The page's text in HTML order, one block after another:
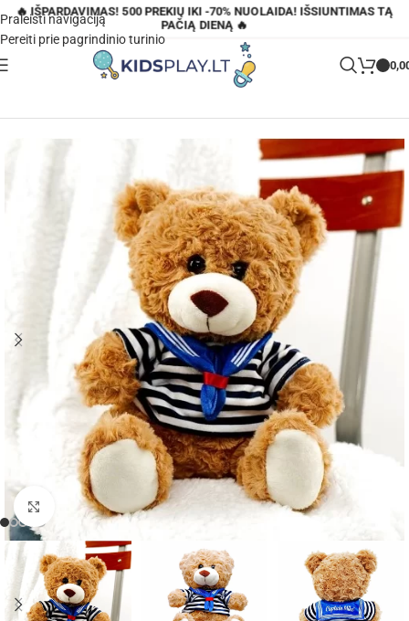
Praleisti navigaciją
Pereiti prie pagrindinio turinio
🔥 IŠPARDAVIMAS! 500 PREKIŲ IKI -70% NUOLAIDA! IŠSIUNTIMAS TĄ
PAČIĄ DIENĄ 🔥
Parduotuvė Pliušinis žaislas „Mielas meškiukas”
Padidinti